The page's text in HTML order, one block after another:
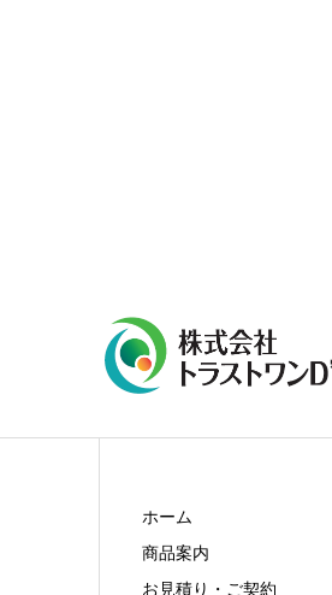
ホーム
商品案内
お見積り・ご契約